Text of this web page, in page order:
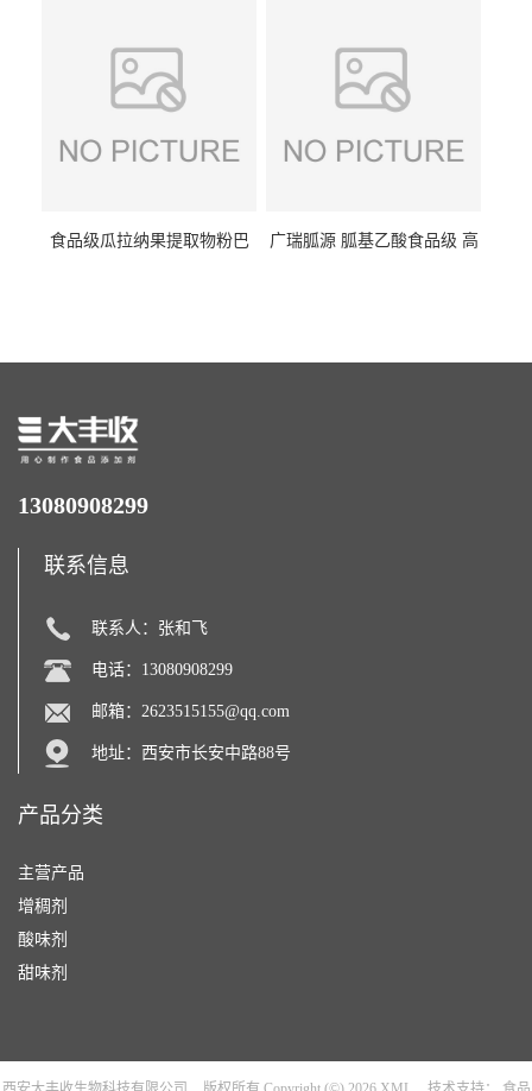
食品级瓜拉纳果提取物粉巴
广瑞胍源 胍基乙酸食品级 高
13080908299
联系信息
联系人：张和飞
电话：13080908299
邮箱： 2623515155@qq.com
地址：西安市长安中路88号
产品分类
主营产品
增稠剂
酸味剂
甜味剂